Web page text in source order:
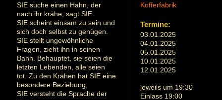
SIE suche einen Hahn, der
nach ihr krähe, sagt SIE.
SIE scheint einsam zu sein und
sich doch selbst zu genügen.
SIE stellt ungewöhnliche
Fragen, zieht ihn in seinen
Bann. Behauptet, sie seien die
letzten Lebenden, alle seien
tot. Zu den Krähen hat SIE eine
besondere Beziehung,
SIE versteht die Sprache der
Kofferfabrik
Termine:
03.01.2025
04.01.2025
05.01.2025
10.01.2025
12.01.2025
jeweils um 19:30
Einlass 19:00